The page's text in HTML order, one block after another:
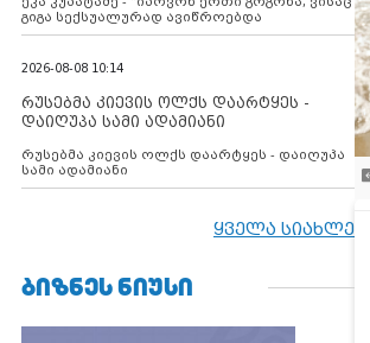
გიგა სექსუალურად ავიწროებდა
2026-08-08 10:14
რუსებმა კიევის ოლქს დაარტყეს -
დაიღუპა სამი ადამიანი
რუსებმა კიევის ოლქს დაარტყეს - დაიღუპა
სამი ადამიანი
ყველა სიახლე
ᲑᲘᲖᲜᲔᲡ ᲜᲘᲣᲡᲘ